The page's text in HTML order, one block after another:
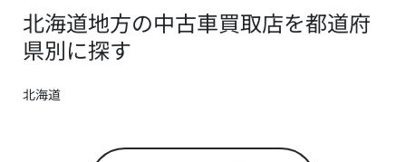
北海道地方の中古車買取店を都道府
県別に探す
北海道